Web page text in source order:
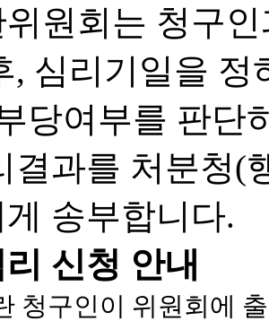
원회는 청구
, 심리기일을 정
당여부를 판단
결과를 처분청(
송부합니다.
신청 안내
청구인이 위원회에